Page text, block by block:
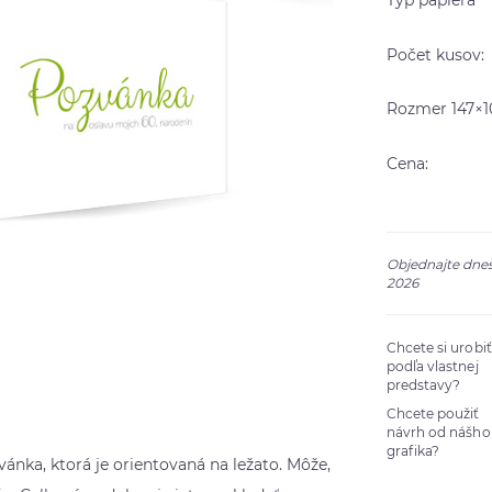
ktorá je orientovaná na ležato. Môže,
Počet kusov:
Rozmer
Cena:
Objednajte
2026
Chcete si
podľa vlastnej
predstavy?
Chcete použiť
návrh od nášho
grafika?